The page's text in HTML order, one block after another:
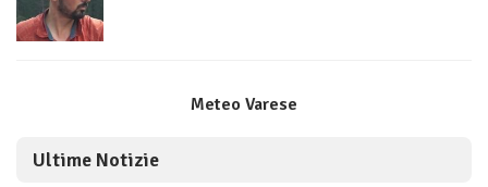
Meteo Varese
Ultime Notizie